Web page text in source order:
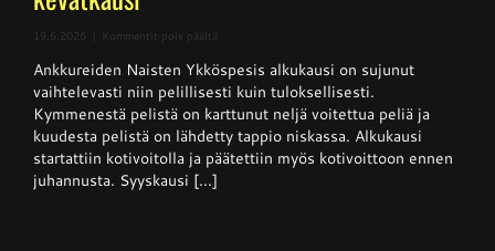
19.6.2026 Kommentit pois päältä
Ykköspesis:
Kangerteleva
kevätkausi
Ankkureiden Naisten Ykköspesis alkukausi on sujunut
vaihtelevasti niin pelillisesti kuin tuloksellisesti.
Kymmenestä pelistä on karttunut neljä voitettua peliä ja
kuudesta pelistä on lähdetty tappio niskassa. Alkukausi
startattiin kotivoitolla ja päätettiin myös kotivoittoon ennen
juhannusta. Syyskausi [...]